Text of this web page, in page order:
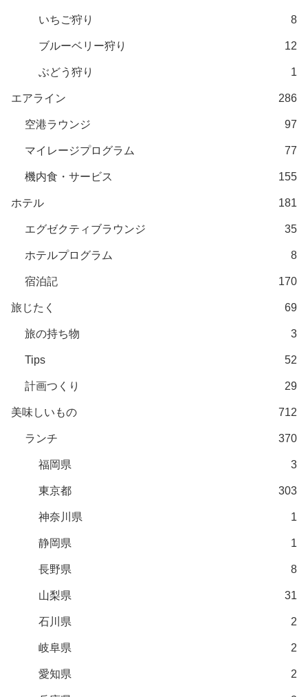
いちご狩り 8
ブルーベリー狩り 12
ぶどう狩り 1
エアライン 286
空港ラウンジ 97
マイレージプログラム 77
機内食・サービス 155
ホテル 181
エグゼクティブラウンジ 35
ホテルプログラム 8
宿泊記 170
旅じたく 69
旅の持ち物 3
Tips 52
計画つくり 29
美味しいもの 712
ランチ 370
福岡県 3
東京都 303
神奈川県 1
静岡県 1
長野県 8
山梨県 31
石川県 2
岐阜県 2
愛知県 2